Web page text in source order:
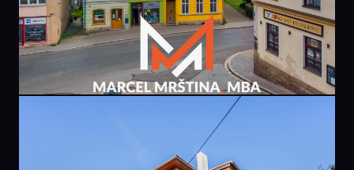
PRODÁNO
domu | U Dolní brány | Broumov